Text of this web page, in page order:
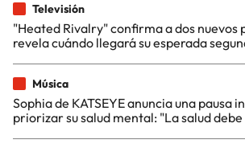
Televisión
"Heated Rivalry" confirma a dos nuevos
revela cuándo llegará su esperada
Música
Sophia de KATSEYE anuncia una pausa
priorizar su salud mental: "La salud